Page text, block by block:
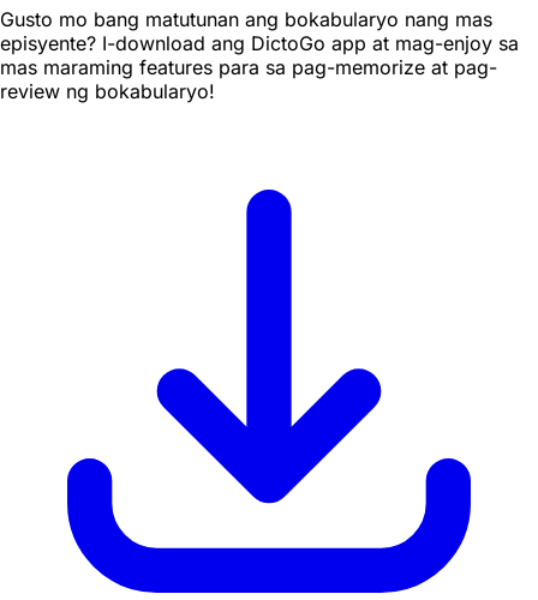
Gusto mo bang matutunan ang bokabularyo nang mas
episyente? I-download ang DictoGo app at mag-enjoy sa
mas maraming features para sa pag-memorize at pag-
review ng bokabularyo!